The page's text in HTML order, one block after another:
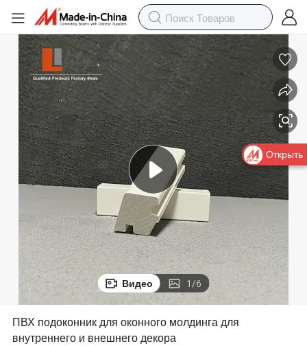
Видео 1/6
ПВХ подоконник для оконного молдинга для
внутреннего и внешнего декора
Открыть